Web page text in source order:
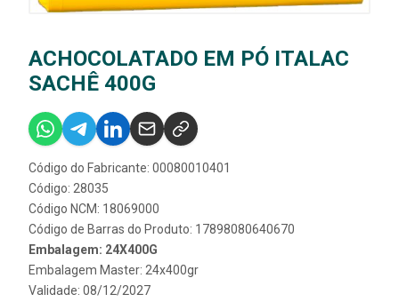
ACHOCOLATADO EM PÓ ITALAC
SACHÊ 400G
Código do Fabricante: 00080010401
Código: 28035
Código NCM: 18069000
Código de Barras do Produto: 17898080640670
Embalagem: 24X400G
Embalagem Master: 24x400gr
Validade: 08/12/2027